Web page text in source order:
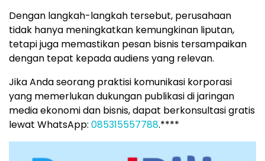
Dengan langkah-langkah tersebut, perusahaan
tidak hanya meningkatkan kemungkinan liputan,
tetapi juga memastikan pesan bisnis tersampaikan
dengan tepat kepada audiens yang relevan.
Jika Anda seorang praktisi komunikasi korporasi
yang memerlukan dukungan publikasi di jaringan
media ekonomi dan bisnis, dapat berkonsultasi gratis
lewat WhatsApp: 085315557788.****